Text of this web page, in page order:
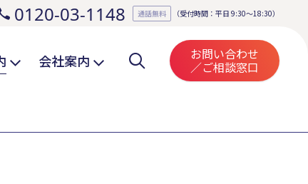
0120-03-1148 通話無料 （受付時間：平日 9:30～18:30）
会社案内 お問い合わせ
／ご相談窓口